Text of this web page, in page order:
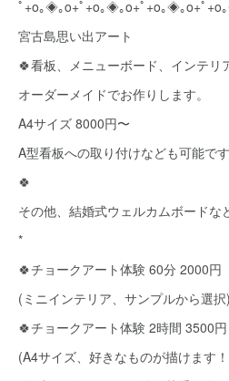
ﾟ+o｡◈｡o+ﾟ+o｡◈｡o+ﾟ+o｡◈｡o+ﾟ+o
宮古島思い出アート
🍀看板、メニューボード、インテリ
オーダーメイドでお作りします。
A4サイズ 8000円〜
A型看板への取り付けなども可能です
🍀
その他、結婚式ウェルカムボードな
*
🍀チョークアート体験 60分 2000円
(ミニインテリア、サンプルから選択)
🍀チョークアート体験 2時間 3500円
(A4サイズ、好きなものが描けます